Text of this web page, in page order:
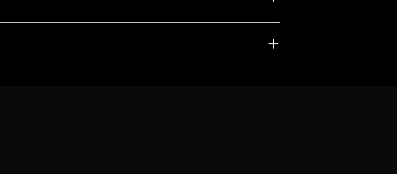
with the listed products, it is only used for the
own manufactured, “ad” means authorised